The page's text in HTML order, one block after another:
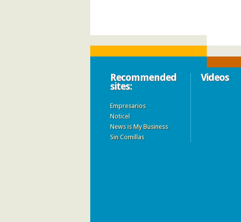
Recommended
sites:
Empresarios
Noticel
News is My Business
Sin Comillas
Videos